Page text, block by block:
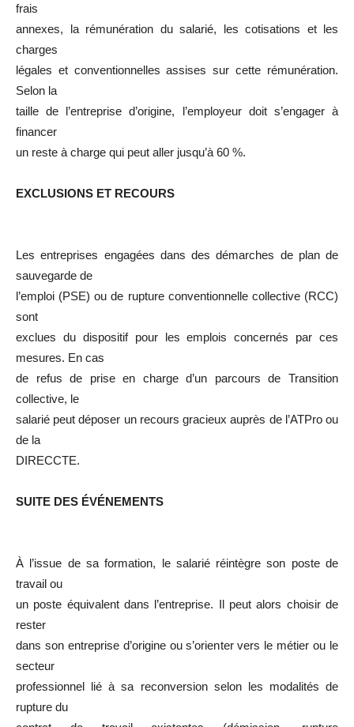
frais
annexes, la rémunération du salarié, les cotisations et les
charges
légales et conventionnelles assises sur cette rémunération.
Selon la
taille de l’entreprise d’origine, l’employeur doit s’engager à
financer
un reste à charge qui peut aller jusqu’à 60 %.
EXCLUSIONS ET RECOURS
Les entreprises engagées dans des démarches de plan de
sauvegarde de
l’emploi (PSE) ou de rupture conventionnelle collective (RCC)
sont
exclues du dispositif pour les emplois concernés par ces
mesures. En cas
de refus de prise en charge d’un parcours de Transition
collective, le
salarié peut déposer un recours gracieux auprès de l’ATPro ou
de la
DIRECCTE.
SUITE DES ÉVÉNEMENTS
À l’issue de sa formation, le salarié réintègre son poste de
travail ou
un poste équivalent dans l’entreprise. Il peut alors choisir de
rester
dans son entreprise d’origine ou s’orienter vers le métier ou le
secteur
professionnel lié à sa reconversion selon les modalités de
rupture du